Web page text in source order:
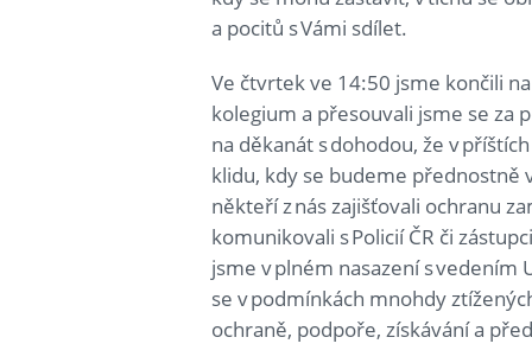
a pocitů s Vámi sdílet.
Ve čtvrtek ve 14:50 jsme končili
kolegium a přesouvali jsme se za
na děkanát s dohodou, že v
klidu, kdy se budeme
někteří z nás zajišťovali ochranu
komunikovali s Policií ČR či
jsme v plném nasazení s
se v podmínkách mnohdy
ochraně, podpoře, získávání a